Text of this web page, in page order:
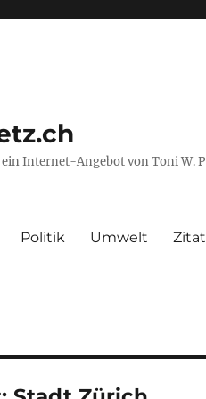
Internet-Angebot von Toni W.
Politik Umwelt